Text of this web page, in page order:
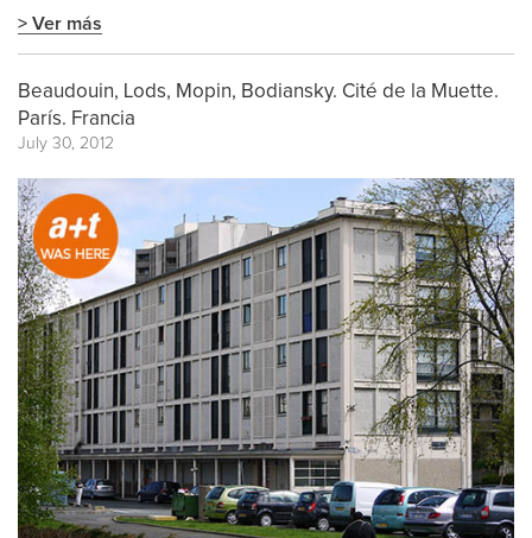
> Ver más
Beaudouin, Lods, Mopin, Bodiansky. Cité de la Muette.
París. Francia
July 30, 2012